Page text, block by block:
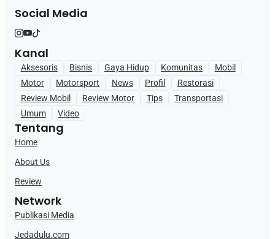
Social Media
Kanal
Aksesoris Bisnis Gaya Hidup Komunitas
Mobil
Motor
Motorsport News Profil
Restorasi
Review Mobil
Review Motor Tips
Transportasi
Umum
Video
Tentang
Home
About Us
Review
Network
Publikasi Media
Jedadulu.com